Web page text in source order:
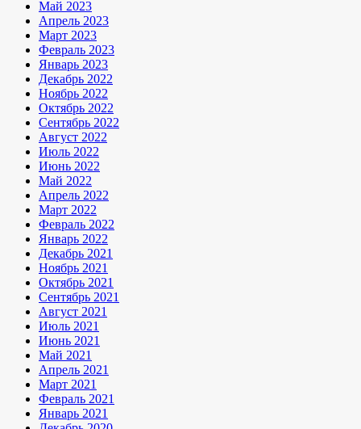
Май 2023
Апрель 2023
Март 2023
Февраль 2023
Январь 2023
Декабрь 2022
Ноябрь 2022
Октябрь 2022
Сентябрь 2022
Август 2022
Июль 2022
Июнь 2022
Май 2022
Апрель 2022
Март 2022
Февраль 2022
Январь 2022
Декабрь 2021
Ноябрь 2021
Октябрь 2021
Сентябрь 2021
Август 2021
Июль 2021
Июнь 2021
Май 2021
Апрель 2021
Март 2021
Февраль 2021
Январь 2021